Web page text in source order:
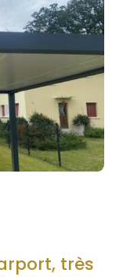
très